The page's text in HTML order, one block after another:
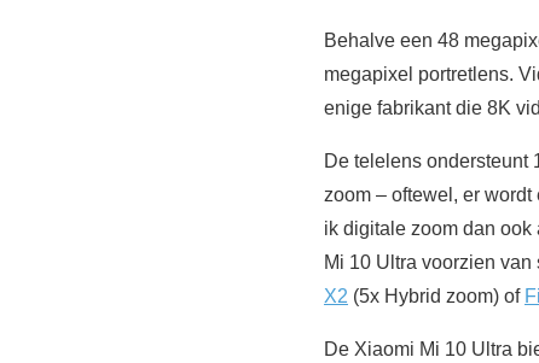
Behalve een 48
megapixel portretlens.
enige fabrikant die 8K
De telelens ondersteunt
zoom – oftewel, er
ik digitale zoom dan
Mi 10 Ultra voorzien
X2 (5x Hybrid zoom) of
De Xiaomi Mi 10 Ultra